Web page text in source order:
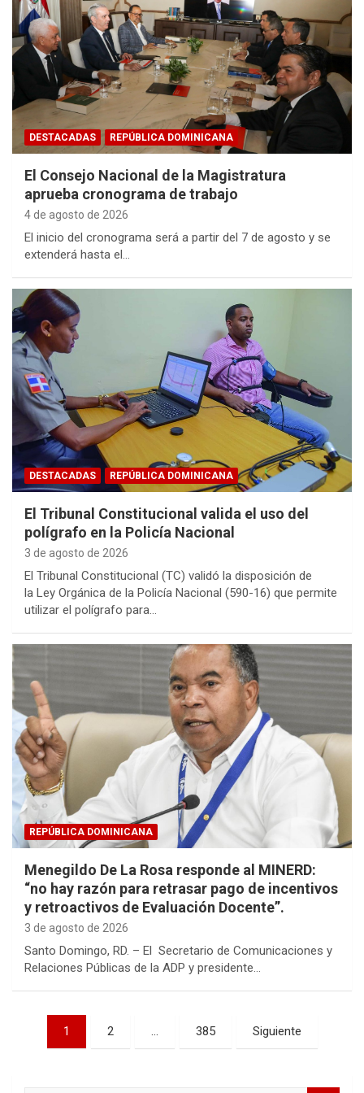
DESTACADAS REPÚBLICA DOMINICANA
El Consejo Nacional de la Magistratura
aprueba cronograma de trabajo
4 de agosto de 2026
El inicio del cronograma será a partir del 7 de agosto y se
extenderá hasta el…
DESTACADAS REPÚBLICA DOMINICANA
El Tribunal Constitucional valida el uso del
polígrafo en la Policía Nacional
3 de agosto de 2026
El Tribunal Constitucional (TC) validó la disposición de
la Ley Orgánica de la Policía Nacional (590-16) que permite
utilizar el polígrafo para…
REPÚBLICA DOMINICANA
Menegildo De La Rosa responde al MINERD:
“no hay razón para retrasar pago de incentivos
y retroactivos de Evaluación Docente”.
3 de agosto de 2026
Santo Domingo, RD. – El Secretario de Comunicaciones y
Relaciones Públicas de la ADP y presidente…
Paginación
1 2 … 385 Siguiente